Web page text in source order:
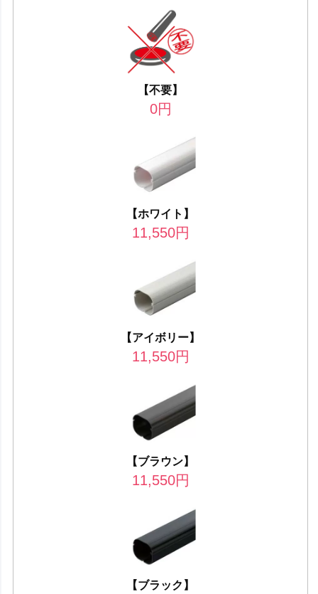
【不要】
0円
【ホワイト】
11,550円
【アイボリー】
11,550円
【ブラウン】
11,550円
【ブラック】